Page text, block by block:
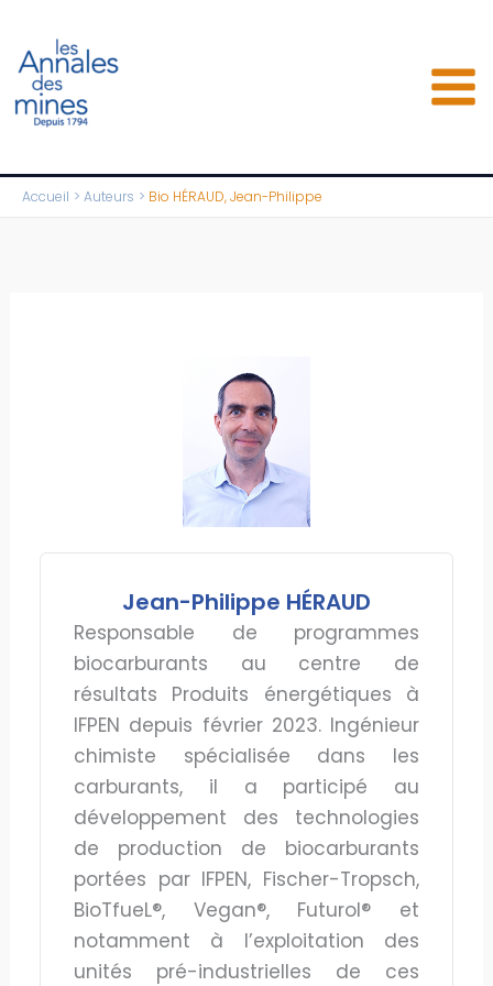
contenu
Accueil Auteurs Bio HÉRAUD, Jean-Philippe
Jean-Philippe HÉRAUD
Responsable de programmes
biocarburants au centre de
résultats Produits énergétiques à
IFPEN depuis février 2023. Ingénieur
chimiste spécialisée dans les
carburants, il a participé au
développement des technologies
de production de biocarburants
portées par IFPEN, Fischer-Tropsch,
BioTfueL®, Vegan®, Futurol® et
notamment à l’exploitation des
unités pré-industrielles de ces